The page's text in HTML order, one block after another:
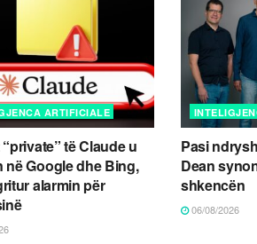
ARTIFICIALE
të Claude u
në Google dhe Bing,
alarmin për
Pasi
Dean
shkencën
06/08/2026